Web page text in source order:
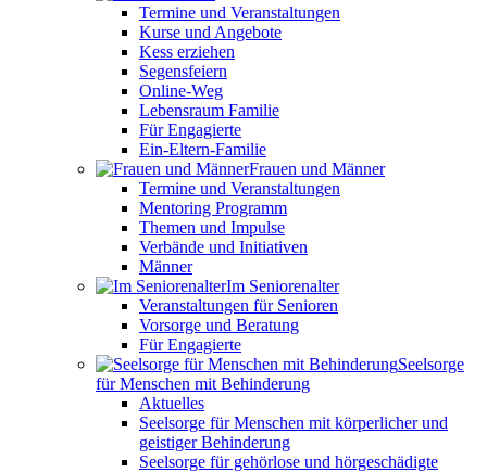
Termine und Veranstaltungen
Kurse und Angebote
Kess erziehen
Segensfeiern
Online-Weg
Lebensraum Familie
Für Engagierte
Ein-Eltern-Familie
Frauen und Männer
Termine und Veranstaltungen
Mentoring Programm
Themen und Impulse
Verbände und Initiativen
Männer
Im Seniorenalter
Veranstaltungen für Senioren
Vorsorge und Beratung
Für Engagierte
Seelsorge
für Menschen mit Behinderung
Aktuelles
Seelsorge für Menschen mit körperlicher und
geistiger Behinderung
Seelsorge für gehörlose und hörgeschädigte